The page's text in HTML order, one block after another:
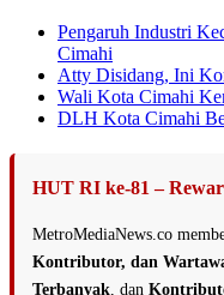
Pengaruh Industri
Cimahi
Atty Disidang, Ini
Wali Kota Cimahi
DLH Kota Cimahi
HUT RI ke-81 –
MetroMediaNews.co
Kontributor, dan
Terbanyak , dan